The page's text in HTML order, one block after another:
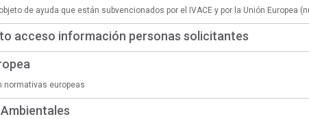
de ayuda que están subvencionados por el IVACE y por la Unión Europea
acceso información personas solicitantes
normativas europeas